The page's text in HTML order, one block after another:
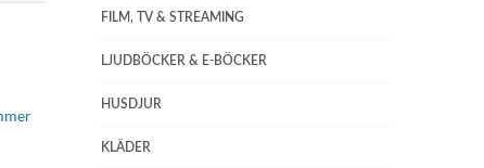
FILM, TV & STREAMING
LJUDBÖCKER & E-BÖCKER
HUSDJUR
KLÄDER